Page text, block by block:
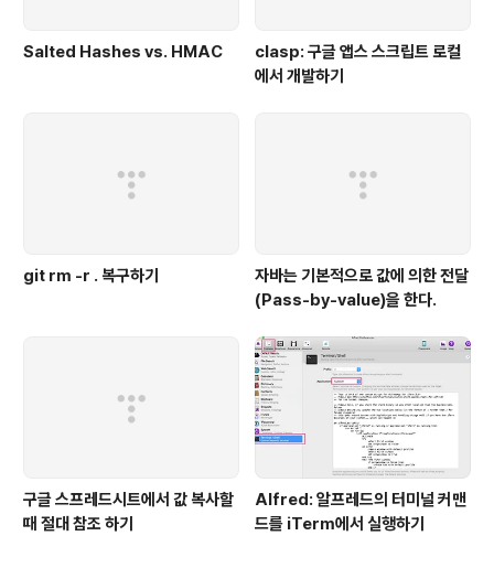
Salted Hashes vs. HMAC
clasp: 구글 앱스 스크립트 로컬
에서 개발하기
git rm -r . 복구하기
자바는 기본적으로 값에 의한 전달
(Pass-by-value)을 한다.
구글 스프레드시트에서 값 복사할
때 절대 참조 하기
Alfred: 알프레드의 터미널 커맨
드를 iTerm에서 실행하기